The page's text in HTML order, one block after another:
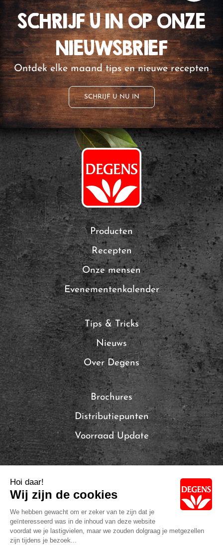
SCHRIJF U IN OP ONZE
NIEUWSBRIEF
Ontdek elke maand tips en nieuwe recepten
SCHRIJF U NU IN
Producten
Recepten
Onze mensen
Evenementenkalender
Tips & Tricks
Nieuws
Over Degens
Brochures
Distributiepunten
Voorraad Update
Local Brands of Solina